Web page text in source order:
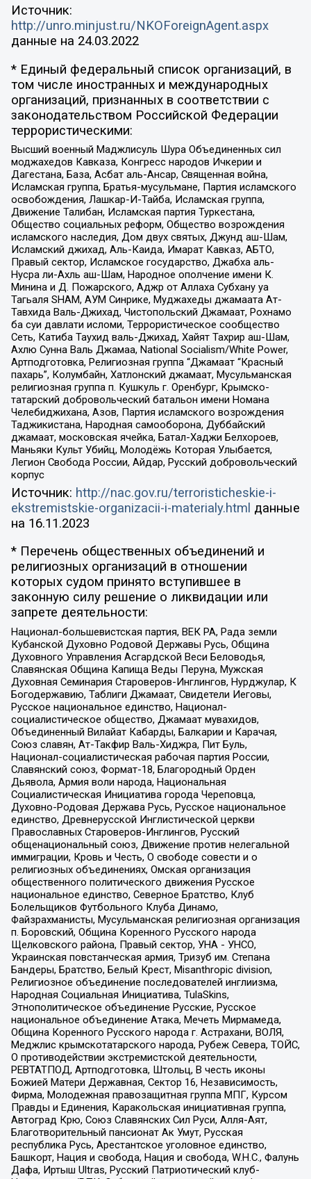
Источник:
http://unro.minjust.ru/NKOForeignAgent.aspx
данные на 24.03.2022
* Единый федеральный список организаций, в
том числе иностранных и международных
организаций, признанных в соответствии с
законодательством Российской Федерации
террористическими:
Высший военный Маджлисуль Шура Объединенных сил
моджахедов Кавказа, Конгресс народов Ичкерии и
Дагестана, База, Асбат аль-Ансар, Священная война,
Исламская группа, Братья-мусульмане, Партия исламского
освобождения, Лашкар-И-Тайба, Исламская группа,
Движение Талибан, Исламская партия Туркестана,
Общество социальных реформ, Общество возрождения
исламского наследия, Дом двух святых, Джунд аш-Шам,
Исламский джихад, Аль-Каида, Имарат Кавказ, АБТО,
Правый сектор, Исламское государство, Джабха аль-
Нусра ли-Ахль аш-Шам, Народное ополчение имени К.
Минина и Д. Пожарского, Аджр от Аллаха Субхану уа
Тагьаля SHAM, АУМ Синрике, Муджахеды джамаата Ат-
Тавхида Валь-Джихад, Чистопольский Джамаат, Рохнамо
ба суи давлати исломи, Террористическое сообщество
Сеть, Катиба Таухид валь-Джихад, Хайят Тахрир аш-Шам,
Ахлю Сунна Валь Джамаа, National Socialism/White Power,
Артподготовка, Религиозная группа “Джамаат “Красный
пахарь”, Колумбайн, Хатлонский джамаат, Мусульманская
религиозная группа п. Кушкуль г. Оренбург, Крымско-
татарский добровольческий батальон имени Номана
Челебиджихана, Азов, Партия исламского возрождения
Таджикистана, Народная самооборона, Дуббайский
джамаат, московская ячейка, Батал-Хаджи Белхороев,
Маньяки Культ Убийц, Молодёжь Которая Улыбается,
Легион Свобода России, Айдар, Русский добровольческий
корпус
Источник: http://nac.gov.ru/terroristicheskie-i-
ekstremistskie-organizacii-i-materialy.html данные
на 16.11.2023
* Перечень общественных объединений и
религиозных организаций в отношении
которых судом принято вступившее в
законную силу решение о ликвидации или
запрете деятельности:
Национал-большевистская партия, ВЕК РА, Рада земли
Кубанской Духовно Родовой Державы Русь, Община
Духовного Управления Асгардской Веси Беловодья,
Славянская Община Капища Веды Перуна, Мужская
Духовная Семинария Староверов-Инглингов, Нурджулар, К
Богодержавию, Таблиги Джамаат, Свидетели Иеговы,
Русское национальное единство, Национал-
социалистическое общество, Джамаат мувахидов,
Объединенный Вилайат Кабарды, Балкарии и Карачая,
Союз славян, Ат-Такфир Валь-Хиджра, Пит Буль,
Национал-социалистическая рабочая партия России,
Славянский союз, Формат-18, Благородный Орден
Дьявола, Армия воли народа, Национальная
Социалистическая Инициатива города Череповца,
Духовно-Родовая Держава Русь, Русское национальное
единство, Древнерусской Инглистической церкви
Православных Староверов-Инглингов, Русский
общенациональный союз, Движение против нелегальной
иммиграции, Кровь и Честь, О свободе совести и о
религиозных объединениях, Омская организация
общественного политического движения Русское
национальное единство, Северное Братство, Клуб
Болельщиков Футбольного Клуба Динамо,
Файзрахманисты, Мусульманская религиозная организация
п. Боровский, Община Коренного Русского народа
Щелковского района, Правый сектор, УНА - УНСО,
Украинская повстанческая армия, Тризуб им. Степана
Бандеры, Братство, Белый Крест, Misanthropic division,
Религиозное объединение последователей инглиизма,
Народная Социальная Инициатива, TulaSkins,
Этнополитическое объединение Русские, Русское
национальное объединение Атака, Мечеть Мирмамеда,
Община Коренного Русского народа г. Астрахани, ВОЛЯ,
Меджлис крымскотатарского народа, Рубеж Севера, ТОЙС,
О противодействии экстремистской деятельности,
РЕВТАТПОД, Артподготовка, Штольц, В честь иконы
Божией Матери Державная, Сектор 16, Независимость,
Фирма, Молодежная правозащитная группа МПГ, Курсом
Правды и Единения, Каракольская инициативная группа,
Автоград Крю, Союз Славянских Сил Руси, Алля-Аят,
Благотворительный пансионат Ак Умут, Русская
республика Русь, Арестантское уголовное единство,
Башкорт, Нация и свобода, Нация и свобода, W.H.С., Фалунь
Дафа, Иртыш Ultras, Русский Патриотический клуб-